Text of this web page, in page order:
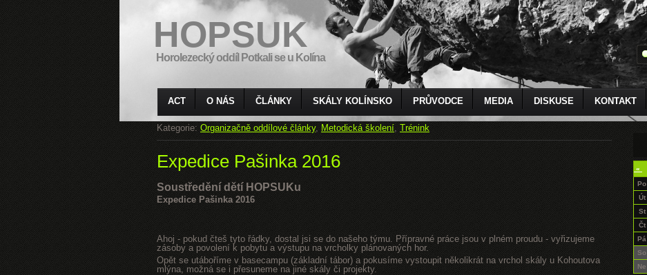
HOPSUK
Horolezecký oddíl Potkali se u Kolína
ACT O NÁS ČLÁNKY SKÁLY KOLÍNSKO PRŮVODCE MEDIA DISKUSE KONTAKT
Kategorie: Organizačně oddílové články, Metodická školení, Trénink
Expedice Pašinka 2016
Soustředění dětí HOPSUKu
Expedice Pašinka 2016
Ahoj - pokud čteš tyto řádky, dostal jsi se do našeho týmu. Přípravné práce jsou v plném proudu - vyřizujeme
zásoby a povolení k pobytu a výstupu na vrcholky plánovaných hor.
Opět se utáboříme v basecampu (základní tábor) a pokusíme vystoupit několikrát na vrchol skály u Kohoutova
mlýna, možná se i přesuneme na jiné skály či projekty.
«
Po
Út
St
Čt
Pá
So
Ne